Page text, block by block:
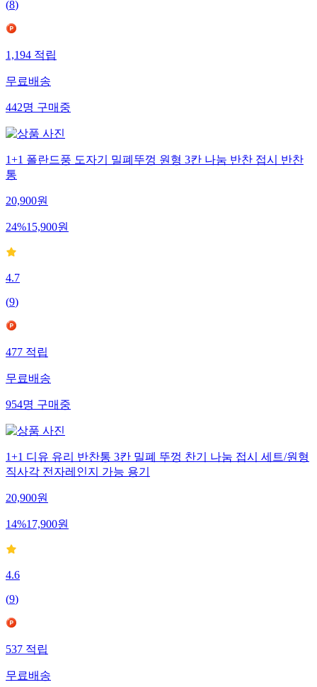
(8)
1,194적립
무료배송
442명구매중
1+1 폴란드풍 도자기 밀폐뚜껑 원형 3칸 나눔 반찬 접시 반찬
통
20,900원
24%15,900원
4.7
(9)
477적립
무료배송
954명구매중
1+1 디유 유리 반찬통 3칸 밀폐 뚜껑 찬기 나눔 접시 세트/원형
직사각 전자레인지 가능 용기
20,900원
14%17,900원
4.6
(9)
537적립
무료배송